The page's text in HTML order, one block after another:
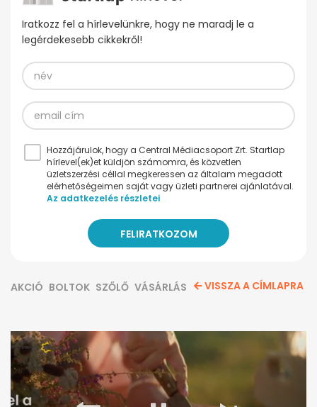
Iratkozz fel a hírlevelünkre, hogy ne maradj le a
legérdekesebb cikkekről!
Hozzájárulok, hogy a Central Médiacsoport Zrt. Startlap
hírlevel(ek)et küldjön számomra, és közvetlen
üzletszerzési céllal megkeressen az általam megadott
elérhetőségeimen saját vagy üzleti partnerei ajánlatával.
Az adatkezelés részletei
AKCIÓ BOLTOK SZŐLŐ VÁSÁRLÁS VISSZA A CÍMLAPRA